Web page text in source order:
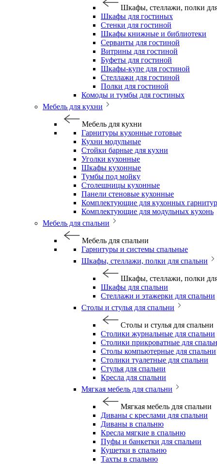
Шкафы, стеллажи, полки
Шкафы для гостиных
Стенки для гостиной
Шкафы книжные и библиотеки
Серванты для гостиной
Витрины для гостиной
Буфеты для гостиной
Шкафы-купе для гостиной
Стеллажи для гостиной
Полки для гостиной
Комоды и тумбы для гостиных
Мебель для кухни
Мебель для кухни
Гарнитуры кухонные готовые
Кухни модульные
Стойки барные для кухни
Уголки кухонные
Шкафы кухонные
Тумбы под мойку
Столешницы кухонные
Панели стеновые кухонные
Комплектующие для кухонных
Комплектующие для модульных кухонь
Мебель для спальни
Мебель для спальни
Гарнитуры и системы спальные
Шкафы, стеллажи, полки для спальни
Шкафы, стеллажи, полки
Шкафы для спальни
Стеллажи и этажерки для спальни
Столы и стулья для спальни
Столы и стулья для спальни
Столики журнальные для спальни
Столики прикроватные для
Столы компьютерные для спальни
Столики туалетные для спальни
Стулья для спальни
Кресла для спальни
Мягкая мебель для спальни
Мягкая мебель для спальни
Диваны с креслами для спальни
Диваны в спальню
Кресла мягкие в спальню
Пуфы и банкетки для спальни
Кушетки в спальню
Тахты в спальню